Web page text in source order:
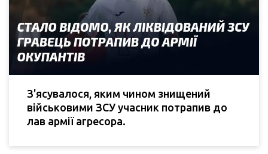
З'ясувалося, яким чином знищений
військовими ЗСУ учасник потрапив до
лав армії агресора.